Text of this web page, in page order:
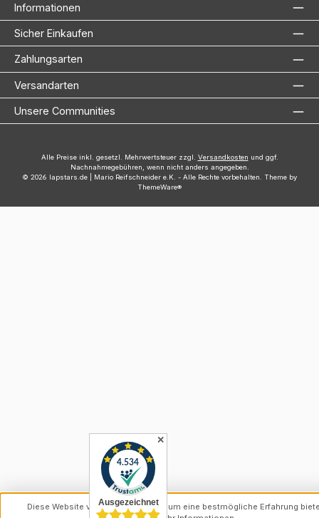
Informationen
Sicher Einkaufen
Zahlungsarten
Versandarten
Unsere Communities
Alle Preise inkl. gesetzl. Mehrwertsteuer zzgl. Versandkosten und ggf.
Nachnahmegebühren, wenn nicht anders angegeben.
© 2026 lapstars.de | Mario Reifschneider e.K. - Alle Rechte vorbehalten. Theme by
ThemeWare®
✕
Diese Website verwendet Cookies, um eine bestmögliche Erfahrung